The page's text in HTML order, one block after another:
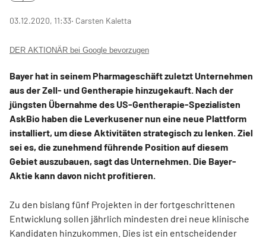
03.12.2020, 11:33‧ Carsten Kaletta
DER AKTIONÄR bei Google bevorzugen
Bayer hat in seinem Pharmageschäft zuletzt Unternehmen
aus der Zell- und Gentherapie hinzugekauft. Nach der
jüngsten Übernahme des US-Gentherapie-Spezialisten
AskBio haben die Leverkusener nun eine neue Plattform
installiert, um diese Aktivitäten strategisch zu lenken. Ziel
sei es, die zunehmend führende Position auf diesem
Gebiet auszubauen, sagt das Unternehmen. Die Bayer-
Aktie kann davon nicht profitieren.
Zu den bislang fünf Projekten in der fortgeschrittenen
Entwicklung sollen jährlich mindesten drei neue klinische
Kandidaten hinzukommen. Dies ist ein entscheidender